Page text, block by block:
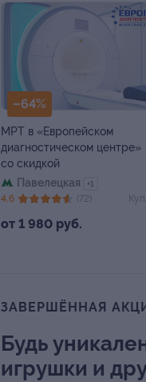
–64%
МРТ в «Европейском
диагностическом центре»
со скидкой
Павелецкая
+1
от 1 980 руб.
4.6 (72)
ЗАВЕРШЁННАЯ
Будь
игрушки и